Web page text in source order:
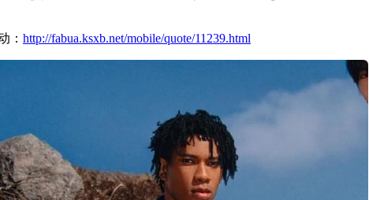
： http://fabua.ksxb.net/mobile/quote/11239.html